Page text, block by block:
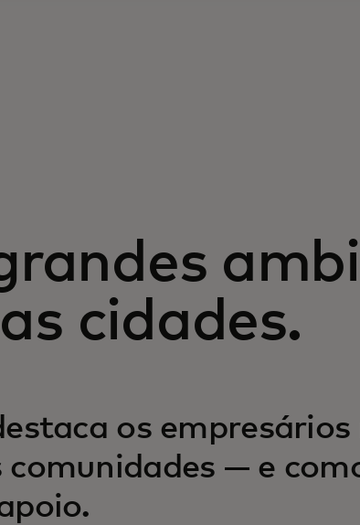
cidades.
os empresários
comunidades — e